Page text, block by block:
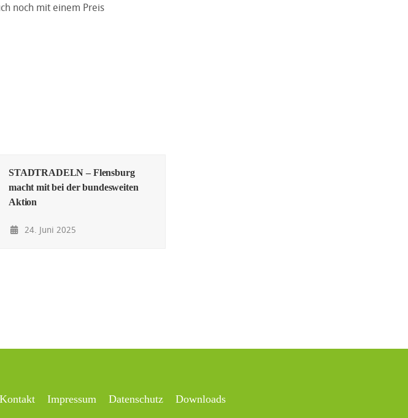
noch mit einem Preis
STADTRADELN – Flensburg
macht mit bei der bundesweiten
Aktion
24. Juni 2025
Kontakt Impressum Datenschutz Downloads